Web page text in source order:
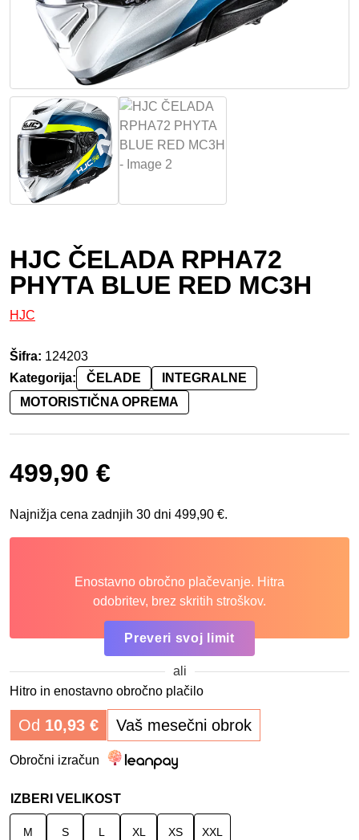
HJC ČELADA RPHA72
PHYTA BLUE RED MC3H
HJC
Šifra: 124203
Kategorija:
ČELADE
INTEGRALNE
MOTORISTIČNA OPREMA
499,90 €
Najnižja cena zadnjih 30 dni 499,90 €.
Enostavno obročno plačevanje. Hitra
odobritev, brez skritih stroškov.
Preveri svoj limit
ali
Hitro in enostavno obročno plačilo
Od 10,93 € Vaš mesečni obrok
Obročni izračun
IZBERI VELIKOST
M S L XL XS XXL